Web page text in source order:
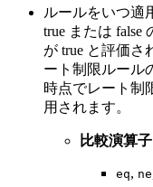
ルールをいつ適
true または false
が true と評価さ
ート制限ルール
時点でレート制
用されます。
比較演算
eq, ne